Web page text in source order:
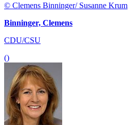
© Clemens Binninger/ Susanne Krum
Binninger, Clemens
CDU/CSU
()